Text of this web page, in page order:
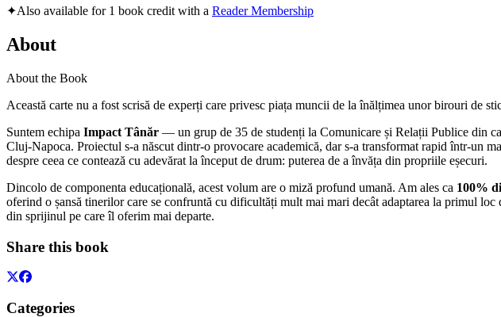
✦Also available for 1 book credit with a Reader Membership
About
About the Book
Această carte nu a fost scrisă de experți care privesc piața muncii de la înălțimea unor birouri de
Suntem echipa Impact Tânăr — un grup de 35 de studenți la Comunicare și Relații Publice din
Cluj-Napoca. Proiectul s-a născut dintr-o provocare academică, dar s-a transformat rapid într-un
despre ceea ce contează cu adevărat la început de drum: puterea de a învăța din propriile eșecuri.
Dincolo de componenta educațională, acest volum are o miză profund umană. Am ales ca 100%
oferind o șansă tinerilor care se confruntă cu dificultăți mult mai mari decât adaptarea la primul
din sprijinul pe care îl oferim mai departe.
Share this book
Categories